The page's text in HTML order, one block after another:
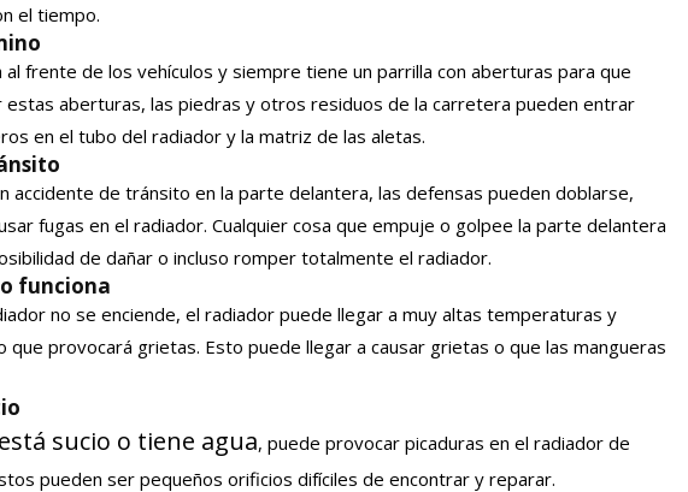
el tiempo.
al frente de los vehículos y siempre tiene un parrilla con aberturas para que
estas aberturas, las piedras y otros residuos de la carretera pueden entrar
en el tubo del radiador y la matriz de las aletas.
accidente de tránsito en la parte delantera, las defensas pueden doblarse,
fugas en el radiador. Cualquier cosa que empuje o golpee la parte delantera
de dañar o incluso romper totalmente el radiador.
funciona
no se enciende, el radiador puede llegar a muy altas temperaturas y
que provocará grietas. Esto puede llegar a causar grietas o que las mangueras
sucio o tiene agua, puede provocar picaduras en el radiador de
pueden ser pequeños orificios difíciles de encontrar y reparar.